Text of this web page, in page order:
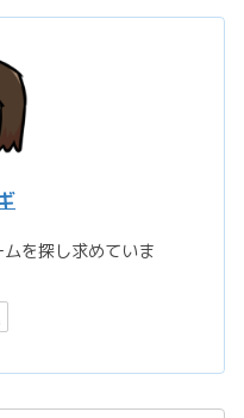
を探し求めていま